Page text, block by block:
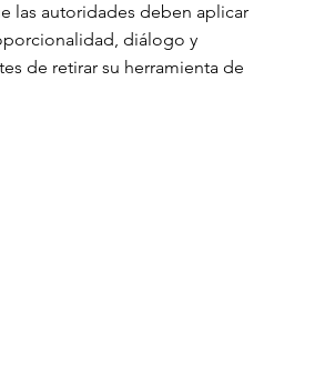
las autoridades deben aplicar
diálogo y
de retirar su herramienta de